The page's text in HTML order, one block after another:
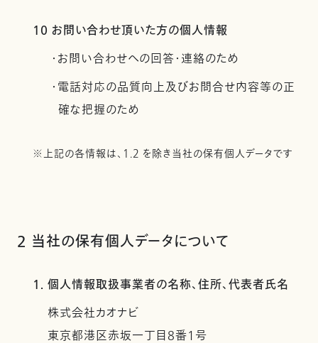
10 お問い合わせ頂いた方の個人情報
・お問い合わせへの回答・連絡のため
・電話対応の品質向上及びお問合せ内容等の正
確な把握のため
※上記の各情報は、1.2 を除き当社の保有個人データです
2 当社の保有個人データについて
1. 個人情報取扱事業者の名称、住所、代表者氏名
株式会社カオナビ
東京都港区赤坂一丁目8番1号